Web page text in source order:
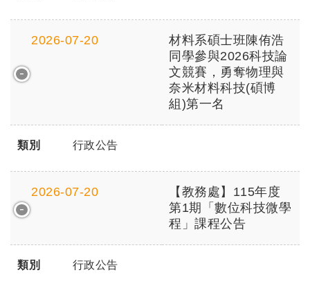
2026-07-20
材料系碩士班陳侑浩
同學參與2026科技論
文競賽，勇奪物理與
奈米材料科技(碩博
組)第一名
類別 行政公告
2026-07-20
【教務處】115年度
第1期「數位科技微學
程」課程公告
類別 行政公告